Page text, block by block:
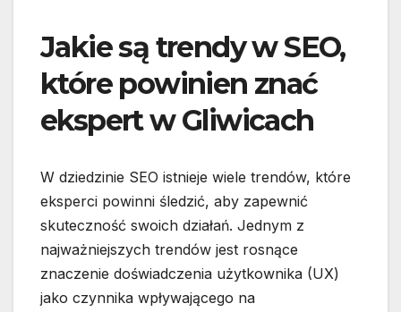
Jakie są trendy w SEO,
które powinien znać
ekspert w Gliwicach
W dziedzinie SEO istnieje wiele trendów, które
eksperci powinni śledzić, aby zapewnić
skuteczność swoich działań. Jednym z
najważniejszych trendów jest rosnące
znaczenie doświadczenia użytkownika (UX)
jako czynnika wpływającego na